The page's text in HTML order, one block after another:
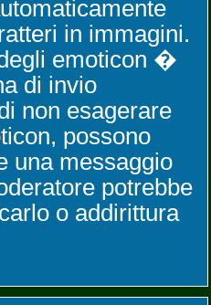
in immagini.
emoticon �
di invio
non esagerare
possono
una messaggio
potrebbe
o addirittura